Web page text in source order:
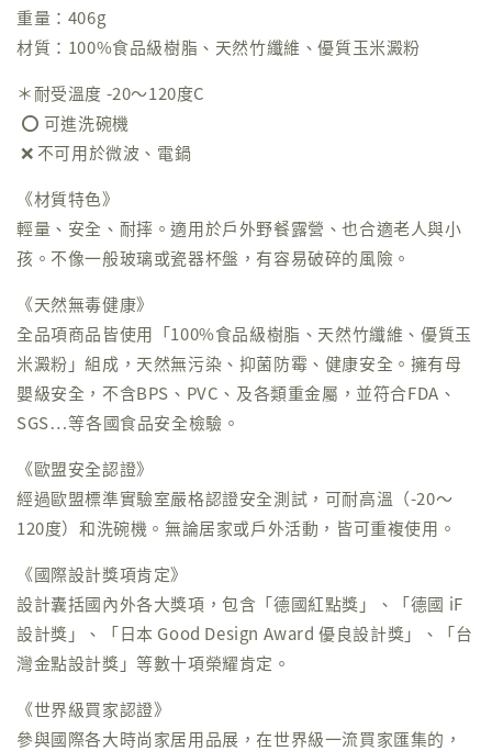
重量：406g
材質：100%食品級樹脂、天然竹纖維、優質玉米澱粉
＊耐受溫度 -20～120度C
⭕️ 可進洗碗機
❌ 不可用於微波、電鍋
《材質特色》
輕量、安全、耐摔。適用於戶外野餐露營、也合適老人與小
孩。不像一般玻璃或瓷器杯盤，有容易破碎的風險。
《天然無毒健康》
全品項商品皆使用「100%食品級樹脂、天然竹纖維、優質玉
米澱粉」組成，天然無污染、抑菌防霉、健康安全。擁有母
嬰級安全，不含BPS、PVC、及各類重金屬，並符合FDA、
SGS⋯等各國食品安全檢驗。
《歐盟安全認證》
經過歐盟標準實驗室嚴格認證安全測試，可耐高溫（-20～
120度）和洗碗機。無論居家或戶外活動，皆可重複使用。
《國際設計獎項肯定》
設計囊括國內外各大獎項，包含「德國紅點獎」、「德國 iF
設計獎」、「日本 Good Design Award 優良設計獎」、「台
灣金點設計獎」等數十項榮耀肯定。
《世界級買家認證》
參與國際各大時尚家居用品展，在世界級一流買家匯集的，